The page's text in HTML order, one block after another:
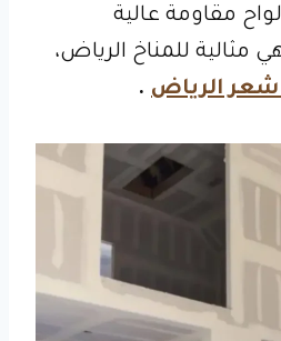
مقاومة عالية
مثالية للمناخ الرياض،
شعر الرياض .